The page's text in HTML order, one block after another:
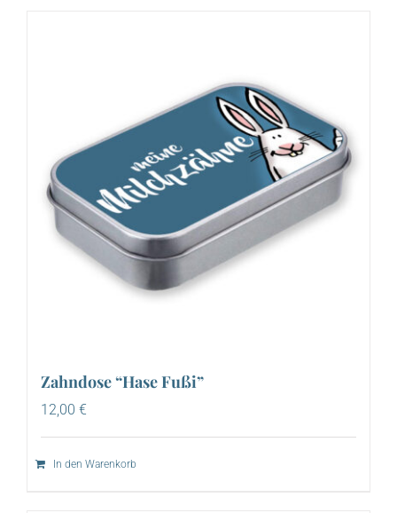
Zahndose “Hase Fußi”
12,00 €
In den Warenkorb